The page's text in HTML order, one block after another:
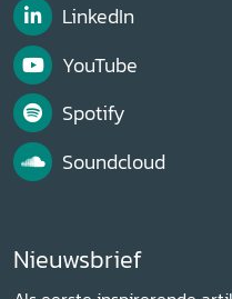
LinkedIn
YouTube
Spotify
Soundcloud
Nieuwsbrief